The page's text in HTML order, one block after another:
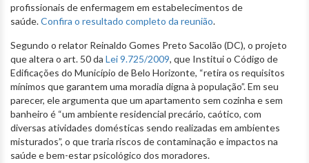
profissionais de enfermagem em estabelecimentos de
saúde.Confira o resultado completo da reunião.
Segundo o relator Reinaldo Gomes Preto Sacolão (DC), o projeto
que altera o art. 50 da Lei 9.725/2009, que Institui o Código de
Edificações do Município de Belo Horizonte, “retira os requisitos
mínimos que garantem uma moradia digna à população”. Em seu
parecer, ele argumenta que um apartamento sem cozinha e sem
banheiro é “um ambiente residencial precário, caótico, com
diversas atividades domésticas sendo realizadas em ambientes
misturados”, o que traria riscos de contaminação e impactos na
saúde e bem-estar psicológico dos moradores.